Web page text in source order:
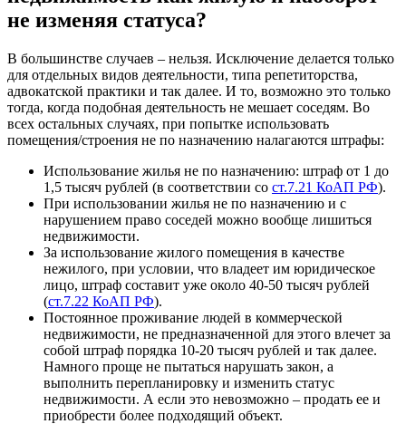
не изменяя статуса?
В большинстве случаев – нельзя. Исключение делается только
для отдельных видов деятельности, типа репетиторства,
адвокатской практики и так далее. И то, возможно это только
тогда, когда подобная деятельность не мешает соседям. Во
всех остальных случаях, при попытке использовать
помещения/строения не по назначению налагаются штрафы:
Использование жилья не по назначению: штраф от 1 до
1,5 тысяч рублей (в соответствии со ст.7.21 КоАП РФ).
При использовании жилья не по назначению и с
нарушением право соседей можно вообще лишиться
недвижимости.
За использование жилого помещения в качестве
нежилого, при условии, что владеет им юридическое
лицо, штраф составит уже около 40-50 тысяч рублей
(ст.7.22 КоАП РФ).
Постоянное проживание людей в коммерческой
недвижимости, не предназначенной для этого влечет за
собой штраф порядка 10-20 тысяч рублей и так далее.
Намного проще не пытаться нарушать закон, а
выполнить перепланировку и изменить статус
недвижимости. А если это невозможно – продать ее и
приобрести более подходящий объект.